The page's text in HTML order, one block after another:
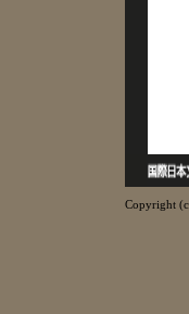
Copyright